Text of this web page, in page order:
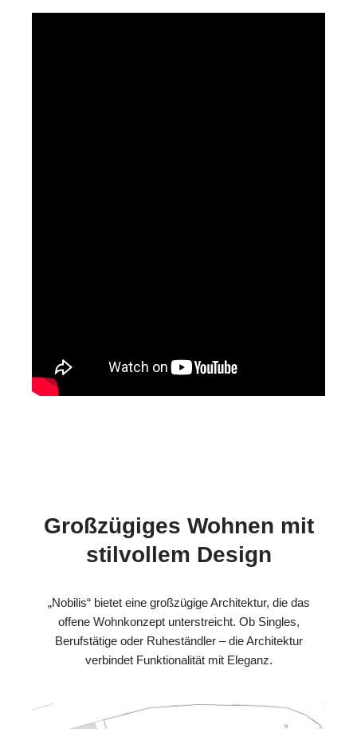
Großzügiges Wohnen mit
stilvollem Design
„Nobilis“ bietet eine großzügige Architektur, die das
offene Wohnkonzept unterstreicht. Ob Singles,
Berufstätige oder Ruheständler – die Architektur
verbindet Funktionalität mit Eleganz.